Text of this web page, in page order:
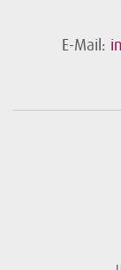
E-Mail: